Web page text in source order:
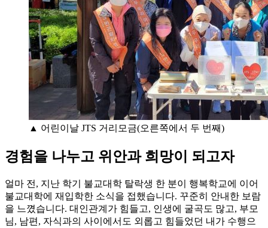
▲ 어린이날 JTS 거리모금(오른쪽에서 두 번째)
경험을 나누고 위안과 희망이 되고자
얼마 전, 지난 학기 불교대학 탈락생 한 분이 행복학교에 이어
불교대학에 재입학한 소식을 접했습니다. 꾸준히 안내한 보람
을 느꼈습니다. 대인관계가 힘들고, 인생에 굴곡도 많고, 부모
님, 남편, 자식과의 사이에서도 외롭고 힘들었던 내가 수행으